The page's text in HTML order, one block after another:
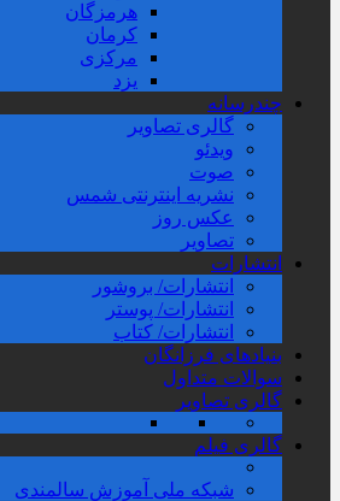
هرمزگان
کرمان
مرکزی
یزد
چندرسانه
گالری تصاویر
ویدئو
صوت
نشریه اینترنتی شمس
عکس روز
تصاویر
انتشارات
انتشارات/ بروشور
انتشارات/ پوستر
انتشارات/ کتاب
بنیادهای فرزانگان
سوالات متداول
گالری تصاویر
گالری فیلم
شبکه ملی آموزش سالمندی